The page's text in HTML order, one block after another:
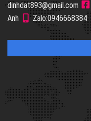
dinhdat893@gmail.com
Anh
Zalo:0946668384